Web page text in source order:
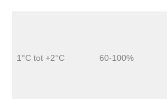
1°C tot +2°C 60-100%